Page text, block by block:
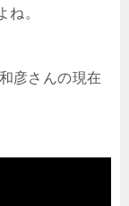
ね。
彦さんの現在